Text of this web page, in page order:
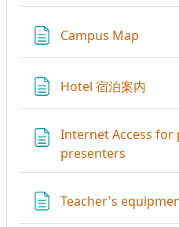
Campus Map
Hotel 宿泊案内
Internet Access for
presenters
Teacher's